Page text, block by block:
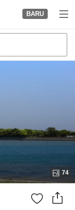
BARU
74